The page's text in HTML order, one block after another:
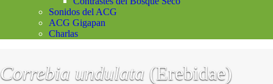
Sonidos del ACG
ACG Gigapan
Charlas
Correbia undulata (Erebidae)